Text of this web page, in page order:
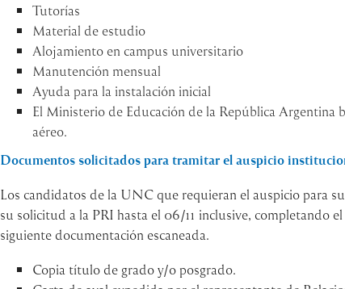
Tutorías
Material de estudio
Alojamiento en campus universitario
Manutención mensual
Ayuda para la instalación inicial
El Ministerio de Educación de la República Argentina
aéreo.
Documentos solicitados para tramitar el auspicio
Los candidatos de la UNC que requieran el auspicio para
su solicitud a la PRI hasta el 06/11 inclusive, completando
siguiente documentación escaneada.
Copia título de grado y/o posgrado.